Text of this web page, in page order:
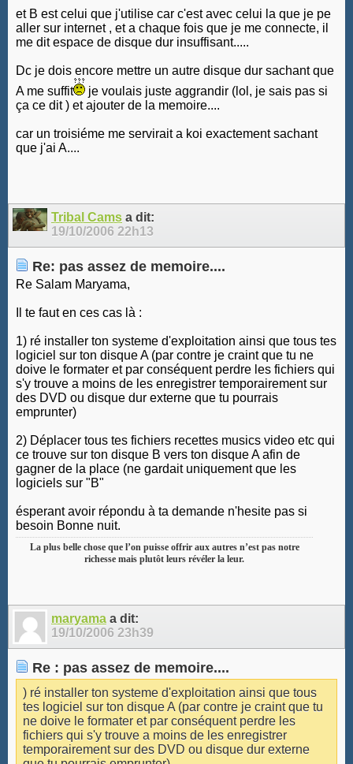
et B est celui que j'utilise car c'est avec celui la que je pe
aller sur internet , et a chaque fois que je me connecte, il
me dit espace de disque dur insuffisant.....
Dc je dois encore mettre un autre disque dur sachant que
A me suffit
je voulais juste aggrandir (lol, je sais pas si
ça ce dit ) et ajouter de la memoire....
car un troisiéme me servirait a koi exactement sachant
que j'ai A....
Tribal Cams a dit:
19/10/2006 22h13
Re: pas assez de memoire....
Re Salam Maryama,
Il te faut en ces cas là :
1) ré installer ton systeme d'exploitation ainsi que tous tes
logiciel sur ton disque A (par contre je craint que tu ne
doive le formater et par conséquent perdre les fichiers qui
s'y trouve a moins de les enregistrer temporairement sur
des DVD ou disque dur externe que tu pourrais
emprunter)
2) Déplacer tous tes fichiers recettes musics video etc qui
ce trouve sur ton disque B vers ton disque A afin de
gagner de la place (ne gardait uniquement que les
logiciels sur "B"
ésperant avoir répondu à ta demande n'hesite pas si
besoin Bonne nuit.
La plus belle chose que l’on puisse offrir aux autres n’est pas notre
richesse mais plutôt leurs révéler la leur.
maryama a dit:
19/10/2006 23h39
Re : pas assez de memoire....
) ré installer ton systeme d'exploitation ainsi que tous
tes logiciel sur ton disque A (par contre je craint que tu
ne doive le formater et par conséquent perdre les
fichiers qui s'y trouve a moins de les enregistrer
temporairement sur des DVD ou disque dur externe